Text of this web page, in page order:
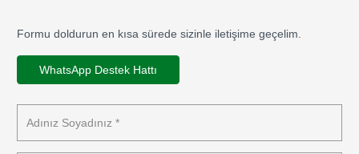
Formu doldurun en kısa sürede sizinle iletişime geçelim.
WhatsApp Destek Hattı